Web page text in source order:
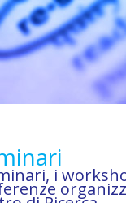
i